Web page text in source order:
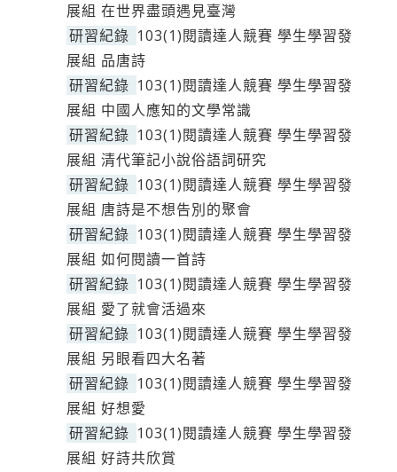
展組 在世界盡頭遇見臺灣
研習紀錄 103(1)閱讀達人競賽 學生學習發
展組 品唐詩
研習紀錄 103(1)閱讀達人競賽 學生學習發
展組 中國人應知的文學常識
研習紀錄 103(1)閱讀達人競賽 學生學習發
展組 清代筆記小說俗語詞研究
研習紀錄 103(1)閱讀達人競賽 學生學習發
展組 唐詩是不想告別的聚會
研習紀錄 103(1)閱讀達人競賽 學生學習發
展組 如何閱讀一首詩
研習紀錄 103(1)閱讀達人競賽 學生學習發
展組 愛了就會活過來
研習紀錄 103(1)閱讀達人競賽 學生學習發
展組 另眼看四大名著
研習紀錄 103(1)閱讀達人競賽 學生學習發
展組 好想愛
研習紀錄 103(1)閱讀達人競賽 學生學習發
展組 好詩共欣賞